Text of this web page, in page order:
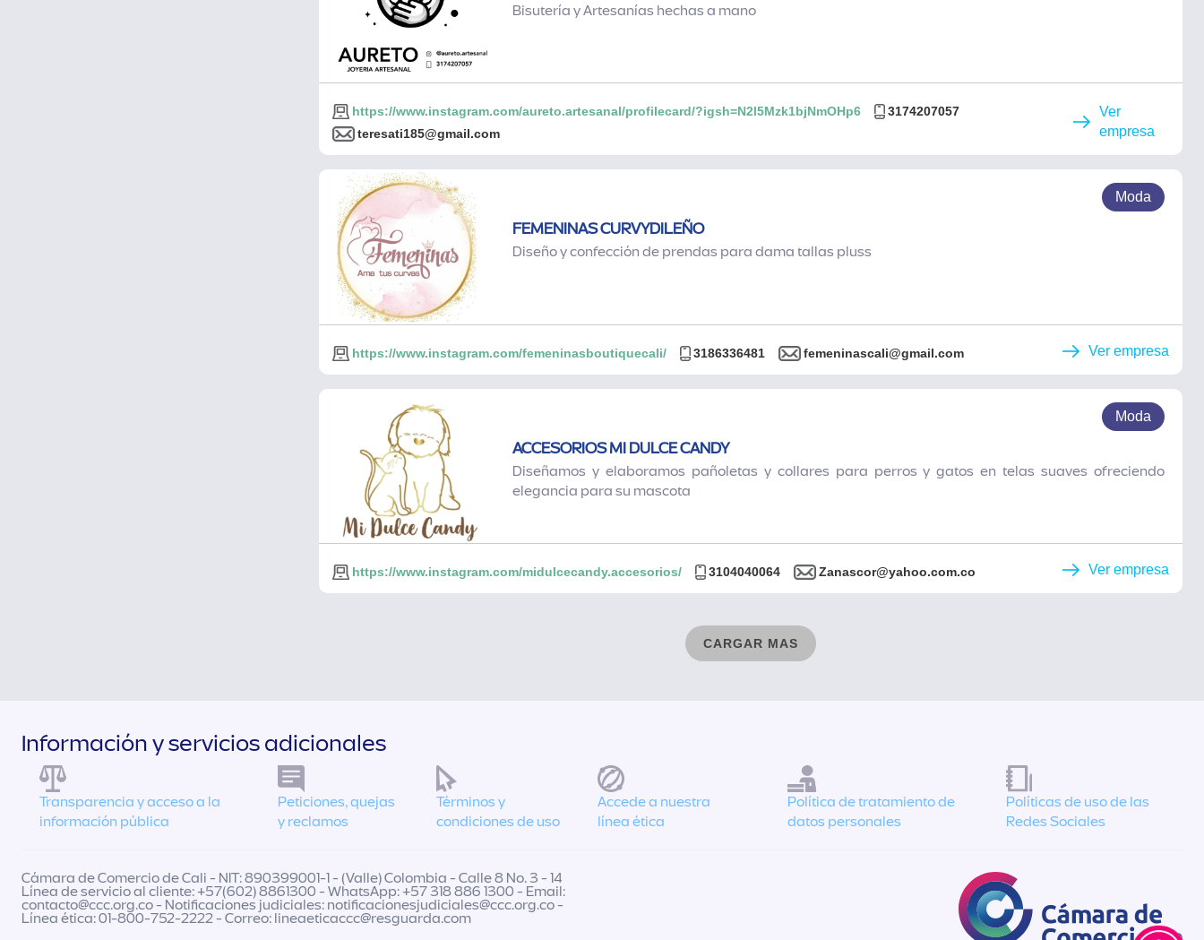
Bisutería y Artesanías hechas a mano
https://www.instagram.com/aureto.artesanal/profilecard/?igsh=N2l5Mzk1bjNmOHp6
3174207057
teresati185@gmail.com
Ver
empresa
Moda
FEMENINAS CURVYDILEÑO
Diseño y confección de prendas para dama tallas pluss
https://www.instagram.com/femeninasboutiquecali/ 3186336481 femeninascali@gmail.com Ver empresa
Moda
ACCESORIOS MI DULCE CANDY
Diseñamos y elaboramos pañoletas y collares para perros y gatos en telas suaves ofreciendo
elegancia para su mascota
https://www.instagram.com/midulcecandy.accesorios/ 3104040064 Zanascor@yahoo.com.co Ver empresa
CARGAR MAS
Información y servicios adicionales
Transparencia y acceso a la
información pública
Peticiones, quejas
y reclamos
Términos y
condiciones de uso
Accede a nuestra
línea ética
Política de tratamiento de
datos personales
Políticas de uso de las
Redes Sociales
Cámara de Comercio de Cali - NIT: 890399001-1 - (Valle) Colombia - Calle 8 No. 3 - 14
Línea de servicio al cliente: +57(602) 8861300 - WhatsApp: +57 318 886 1300 - Email:
contacto@ccc.org.co- Notificaciones judiciales: notificacionesjudiciales@ccc.org.co-
Línea ética: 01-800-752-2222 - Correo: lineaeticaccc@resguarda.com